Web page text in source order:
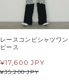
レースコンビシャツワン
ピース
¥35,200 JPY
¥17,600 JPY